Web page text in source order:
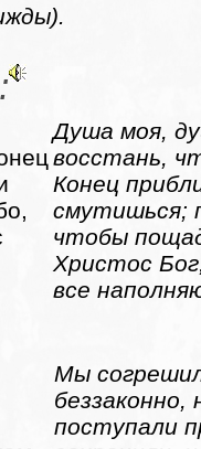
Душа моя,
восстань,
Конец
смутишься;
чтобы
Христос
все
Мы
беззаконно,
поступали